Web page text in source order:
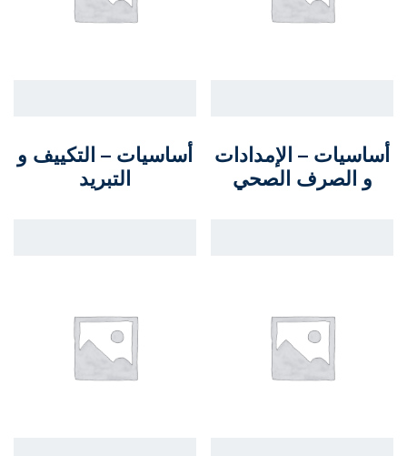
أساسيات – الإمدادات
و الصرف الصحي
أساسيات – التكييف و
التبريد